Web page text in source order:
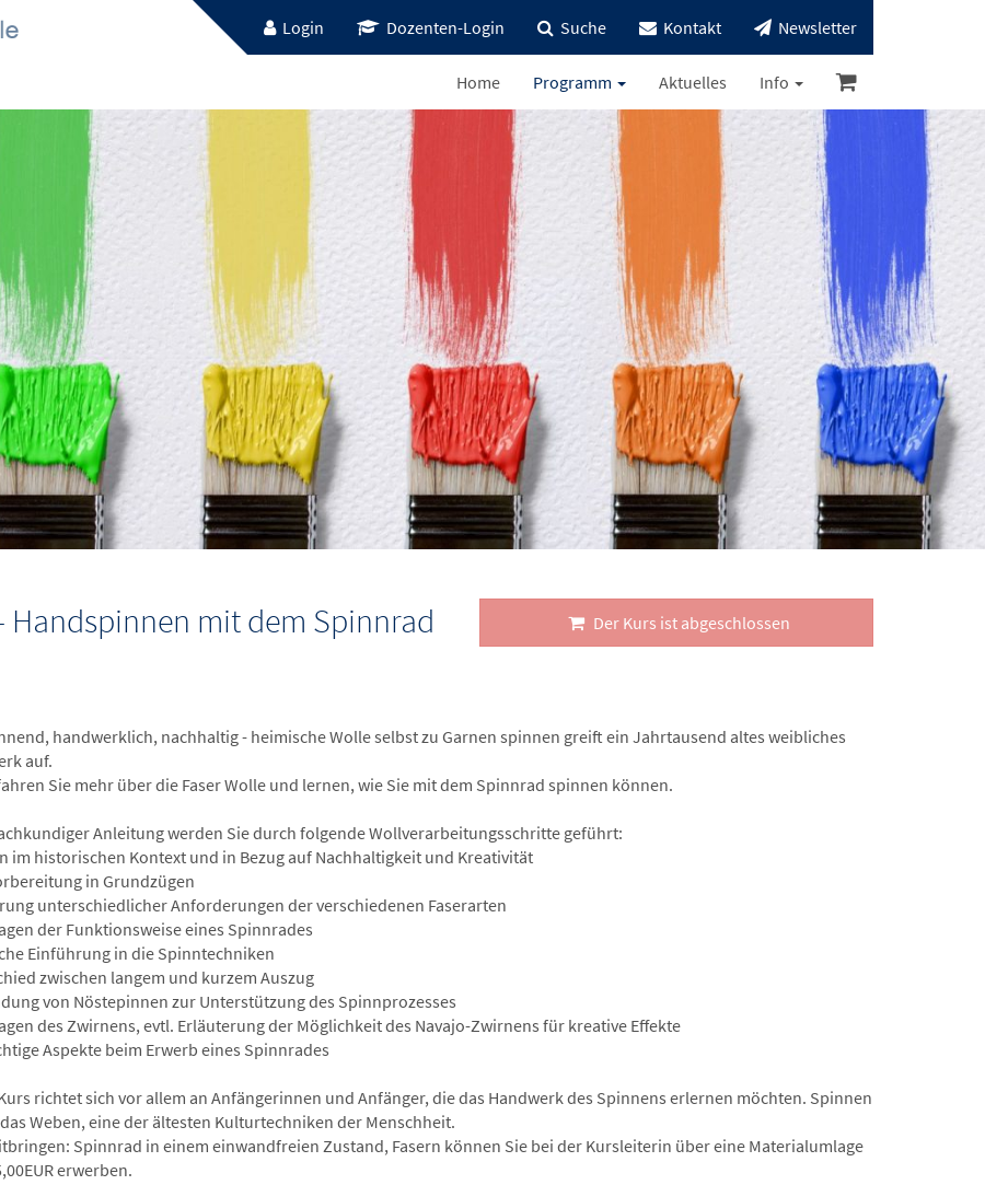
Login Dozenten-Login Suche Kontakt Newsletter
Home Programm Aktuelles Info
Handspinnen mit dem Spinnrad
Der Kurs ist abgeschlossen
handwerklich, nachhaltig - heimische Wolle selbst zu Garnen spinnen greift ein Jahrtausend altes weibliches
auf.
Sie mehr über die Faser Wolle und lernen, wie Sie mit dem Spinnrad spinnen können.
Anleitung werden Sie durch folgende Wollverarbeitungsschritte geführt:
im historischen Kontext und in Bezug auf Nachhaltigkeit und Kreativität
in Grundzügen
unterschiedlicher Anforderungen der verschiedenen Faserarten
der Funktionsweise eines Spinnrades
Einführung in die Spinntechniken
zwischen langem und kurzem Auszug
von Nöstepinnen zur Unterstützung des Spinnprozesses
des Zwirnens, evtl. Erläuterung der Möglichkeit des Navajo-Zwirnens für kreative Effekte
Aspekte beim Erwerb eines Spinnrades
richtet sich vor allem an Anfängerinnen und Anfänger, die das Handwerk des Spinnens erlernen möchten. Spinnen
Weben, eine der ältesten Kulturtechniken der Menschheit.
Spinnrad in einem einwandfreien Zustand, Fasern können Sie bei der Kursleiterin über eine Materialumlage
erwerben.